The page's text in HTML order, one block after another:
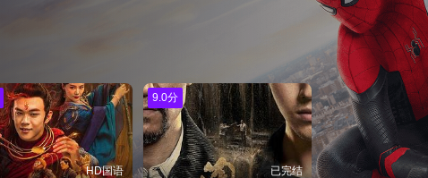
HD国语
9.0分
已完结